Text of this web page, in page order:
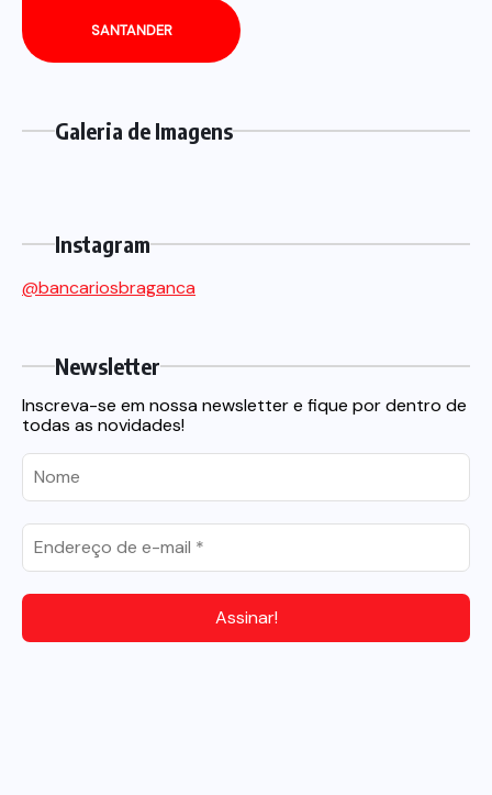
SANTANDER
Galeria de Imagens
Instagram
@bancariosbraganca
Newsletter
Inscreva-se em nossa newsletter e fique por dentro de
todas as novidades!